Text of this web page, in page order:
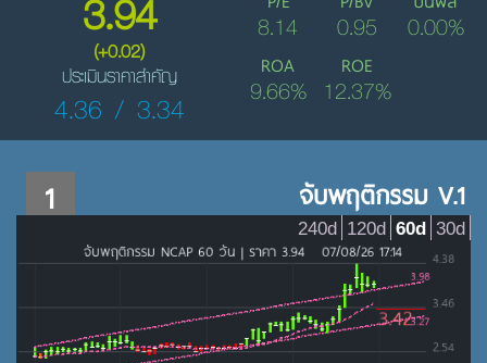
3.94
(+0.02)
ประเมินราคาสำคัญ
4.36 / 3.34
8.14 0.95 0.00%
ROA
9.66%
ROE
12.37%
1 จับพฤติกรรม V.1
30d
60d
120d
240d